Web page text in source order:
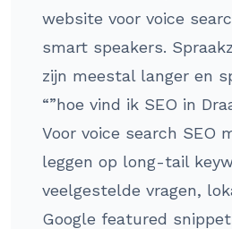
website voor voice
smart speakers.
zijn meestal langer en
“”hoe vind ik SEO in
Voor voice search SEO
leggen op long-tail
veelgestelde vragen,
Google featured